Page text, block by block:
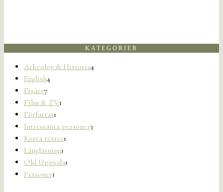
KATEGORIER
Arkeolog & Historia4
English4
Essäer7
Film & TV1
Författat1
Intressanta personer3
Korta texter1
Långläsning1
Old Uppsala1
Personer1